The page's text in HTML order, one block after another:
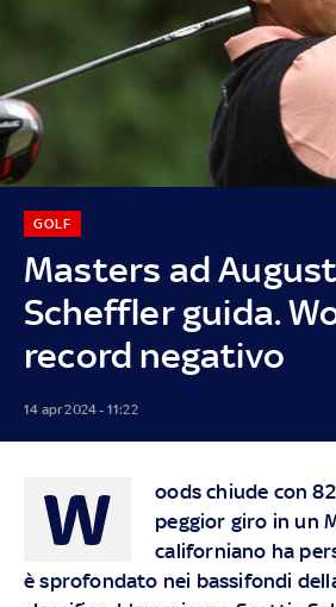
Masters ad
Scheffler guida.
record negativo
GOLF
14 apr 2024 - 11:22
W
oods chiude con
peggior giro in un
californiano ha
è sprofondato nei bassifondi